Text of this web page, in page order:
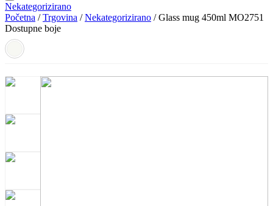
Nekategorizirano
Početna /Trgovina /Nekategorizirano / Glass mug 450ml MO2751
Dostupne boje